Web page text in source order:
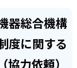
器総合機構
度に関する
力依頼）